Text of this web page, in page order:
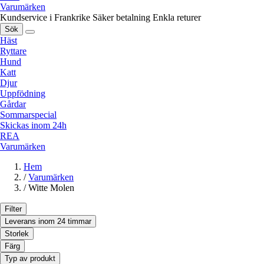
Varumärken
Kundservice i Frankrike Säker betalning Enkla returer
Sök
Häst
Ryttare
Hund
Katt
Djur
Uppfödning
Gårdar
Sommarspecial
Skickas inom 24h
REA
Varumärken
Hem
/ Varumärken
/ Witte Molen
Filter
Leverans inom 24 timmar
Storlek
Färg
Typ av produkt